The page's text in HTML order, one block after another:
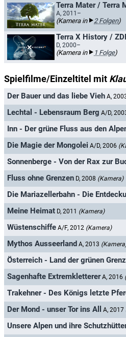
Terra Mater / Terra
A, 2011–
(Kamera in 2 Folgen)
Terra X History /
D, 2000–
(Kamera in 1 Folge)
Spielfilme/Einzeltitel mit
Der Bauer und das liebe Vieh A,
Lechtal - Lebensraum Berg A/D,
Inn - Der grüne Fluss aus den
Die Magie der Mongolei A/D, 2006
Sonnenberge - Von der Rax zur
Fluss ohne Grenzen D, 2008 (Kamera)
Die Mariazellerbahn - Die
Meine Heimat D, 2011 (Kamera)
Wüstenschiffe A/F, 2012 (Kamera)
Mythos Ausseerland A, 2013
Österreich - Land der grünen
Sagenhafte Extremkletterer A, 2016
Trakehner - Des Königs letzte
Der Mond - unser Tor ins All A, 2017
Unsere Alpen und ihre